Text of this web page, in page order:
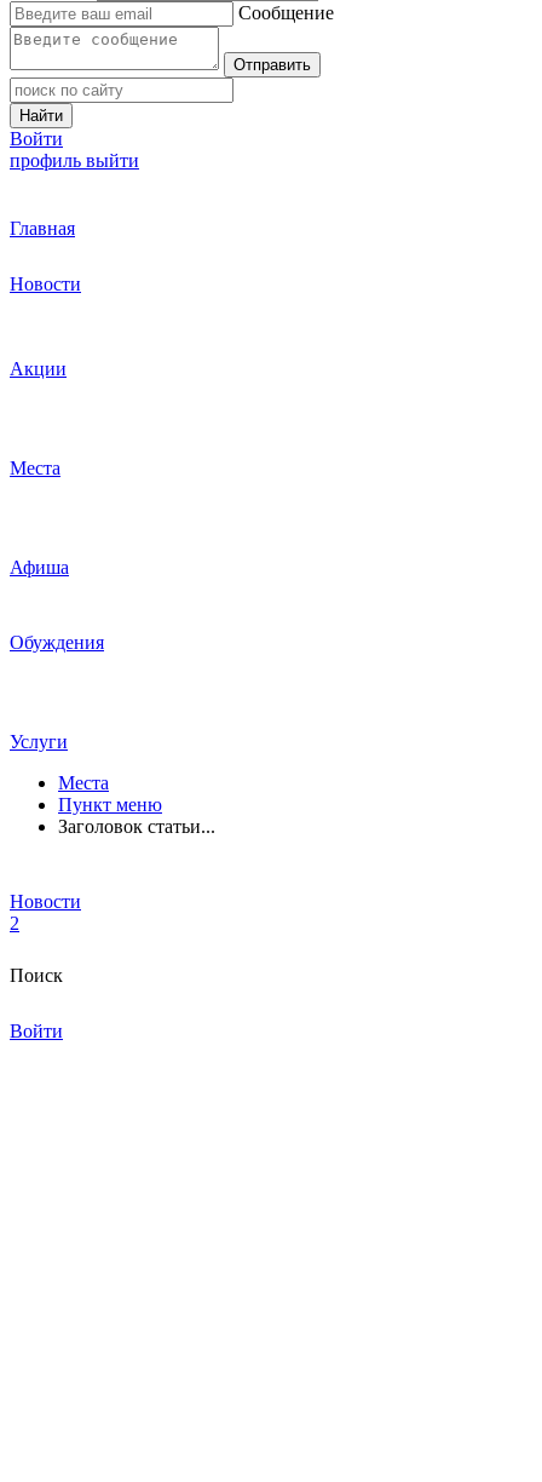
Сообщение
Отправить
Найти
Войти
профиль выйти
Главная
Новости
Акции
Места
Афиша
Обуждения
Услуги
Места
Пункт меню
Заголовок статьи...
Новости
2
Поиск
Войти